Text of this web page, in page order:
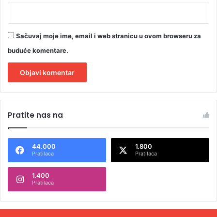
Sačuvaj moje ime, email i web stranicu u ovom browseru za
buduće komentare.
t
n
t
Pratite nas na
44.000
Pratilaca
1.800
Pratilaca
1.400
Pratilaca